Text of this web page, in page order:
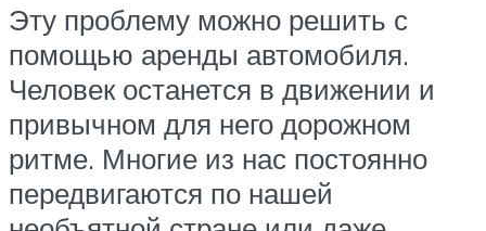
Эту проблему можно решить с
помощью аренды автомобиля.
Человек останется в движении и
привычном для него дорожном
ритме. Многие из нас постоянно
передвигаются по нашей